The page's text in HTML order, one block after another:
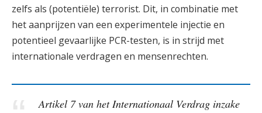
zelfs als (potentiële) terrorist. Dit, in combinatie met
het aanprijzen van een experimentele injectie en
potentieel gevaarlijke PCR-testen, is in strijd met
internationale verdragen en mensenrechten.
Artikel 7 van het Internationaal Verdrag inzake